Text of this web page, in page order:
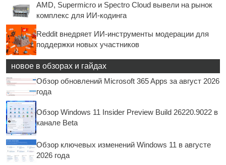
AMD, Supermicro и Spectro Cloud вывели на рынок
комплекс для ИИ-кодинга
Reddit внедряет ИИ-инструменты модерации для
поддержки новых участников
новое в обзорах и гайдах
Обзор обновлений Microsoft 365 Apps за август 2026
года
Обзор Windows 11 Insider Preview Build 26220.9022 в
канале Beta
Обзор ключевых изменений Windows 11 в августе
2026 года